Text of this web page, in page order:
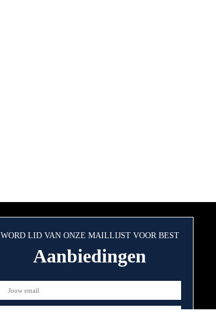
WORD LID VAN ONZE MAILLIJST VOOR BEST
Aanbiedingen